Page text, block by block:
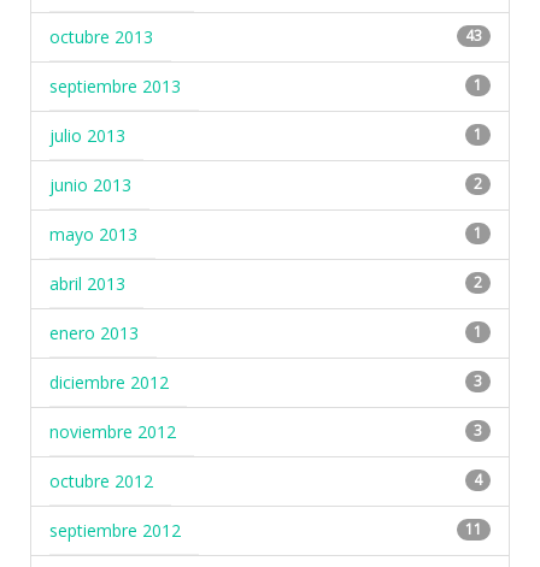
octubre 2013 43
septiembre 2013 1
julio 2013 1
junio 2013 2
mayo 2013 1
abril 2013 2
enero 2013 1
diciembre 2012 3
noviembre 2012 3
octubre 2012 4
septiembre 2012 11